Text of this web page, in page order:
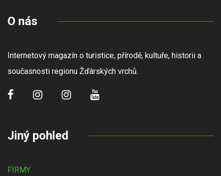
O nás
Internetový magazín o turistice, přírodě, kultuře, historii a
současnosti regionu Žďárských vrchů.
Jiný pohled
FIRMY